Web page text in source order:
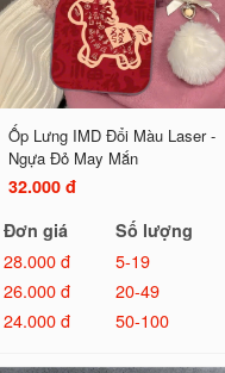
Ốp Lưng IMD Đổi Màu Laser -
Ngựa Đỏ May Mắn
32.000 đ
Đơn giá
Số lượng
28.000 đ
5-19
26.000 đ
20-49
24.000 đ
50-100